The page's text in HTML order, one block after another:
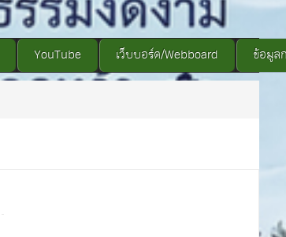
YouTube เว็บบอร์ด/Webboard ข้อมูล